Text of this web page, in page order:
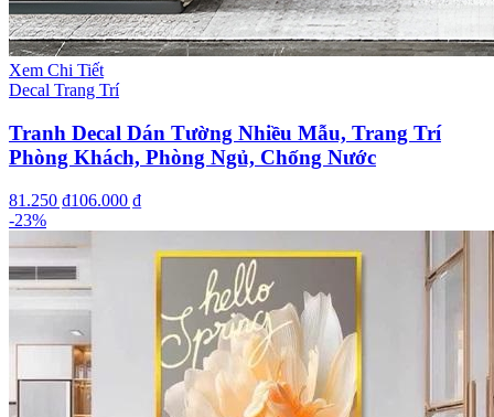
Xem Chi Tiết
Decal Trang Trí
Tranh Decal Dán Tường Nhiều Mẫu, Trang Trí
Phòng Khách, Phòng Ngủ, Chống Nước
81.250 ₫106.000 ₫
-23%